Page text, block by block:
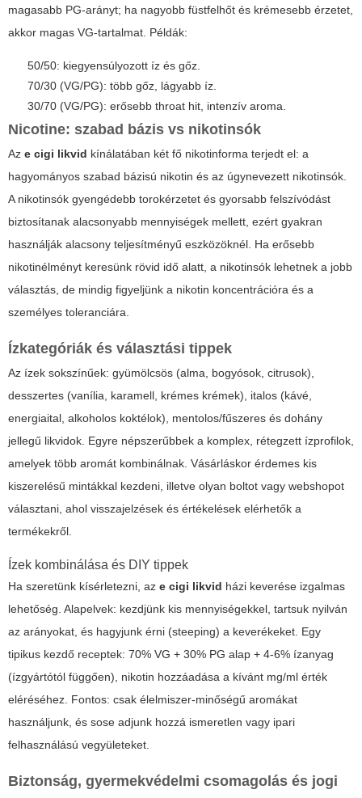
magasabb PG-arányt; ha nagyobb füstfelhőt és krémesebb érzetet,
akkor magas VG-tartalmat. Példák:
50/50: kiegyensúlyozott íz és gőz.
70/30 (VG/PG): több gőz, lágyabb íz.
30/70 (VG/PG): erősebb throat hit, intenzív aroma.
Nicotine: szabad bázis vs nikotinsók
Az e cigi likvid kínálatában két fő nikotinforma terjedt el: a
hagyományos szabad bázisú nikotin és az úgynevezett nikotinsók.
A nikotinsók gyengédebb torokérzetet és gyorsabb felszívódást
biztosítanak alacsonyabb mennyiségek mellett, ezért gyakran
használják alacsony teljesítményű eszközöknél. Ha erősebb
nikotinélményt keresünk rövid idő alatt, a nikotinsók lehetnek a jobb
választás, de mindig figyeljünk a nikotin koncentrációra és a
személyes toleranciára.
Ízkategóriák és választási tippek
Az ízek sokszínűek: gyümölcsös (alma, bogyósok, citrusok),
desszertes (vanília, karamell, krémes krémek), italos (kávé,
energiaital, alkoholos koktélok), mentolos/fűszeres és dohány
jellegű likvidok. Egyre népszerűbbek a komplex, rétegzett ízprofilok,
amelyek több aromát kombinálnak. Vásárláskor érdemes kis
kiszerelésű mintákkal kezdeni, illetve olyan boltot vagy webshopot
választani, ahol visszajelzések és értékelések elérhetők a
termékekről.
Ízek kombinálása és DIY tippek
Ha szeretünk kísérletezni, az e cigi likvid házi keverése izgalmas
lehetőség. Alapelvek: kezdjünk kis mennyiségekkel, tartsuk nyilván
az arányokat, és hagyjunk érni (steeping) a keverékeket. Egy
tipikus kezdő receptek: 70% VG + 30% PG alap + 4-6% ízanyag
(ízgyártótól függően), nikotin hozzáadása a kívánt mg/ml érték
eléréséhez. Fontos: csak élelmiszer-minőségű aromákat
használjunk, és sose adjunk hozzá ismeretlen vagy ipari
felhasználású vegyületeket.
Biztonság, gyermekvédelmi csomagolás és jogi